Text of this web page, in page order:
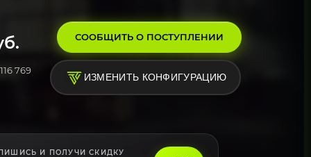
116 769
СООБЩИТЬ О ПОСТУПЛЕНИИ
ИЗМЕНИТЬ КОНФИГУРАЦИЮ
И ПОЛУЧИ СКИДКУ